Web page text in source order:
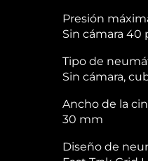
Presión
Sin cámara 40
Tipo de
Sin cámara,
Ancho de la
30 mm
Diseño de